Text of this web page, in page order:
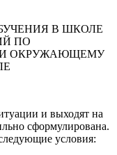
и выходят на
сформулирована.
условия: